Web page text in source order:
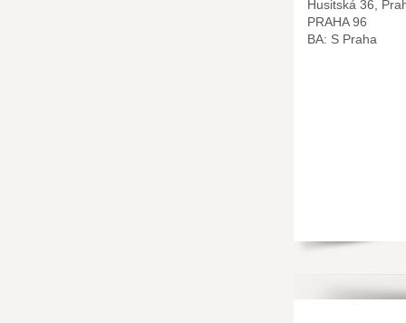
Husitská 36,
PRAHA 96
BA: S Praha